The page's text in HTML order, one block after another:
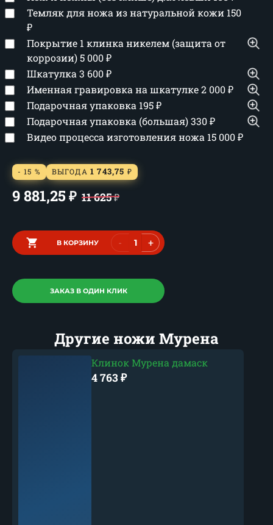
Темляк для ножа из натуральной кожи 150
₽
Покрытие 1 клинка никелем (защита от
коррозии)5 000₽
Шкатулка 3 600₽
Именная гравировка на шкатулке2 000₽
Подарочная упаковка 195₽
Подарочная упаковка (большая)330₽
Видео процесса изготовления ножа 15 000₽
- 15 % ВЫГОДА 1 743,75 ₽
9 881,25 ₽ 11 625₽
В КОРЗИНУ - +
ЗАКАЗ В ОДИН КЛИК
Другие ножи Мурена
Клинок Мурена дамаск
4 763 ₽